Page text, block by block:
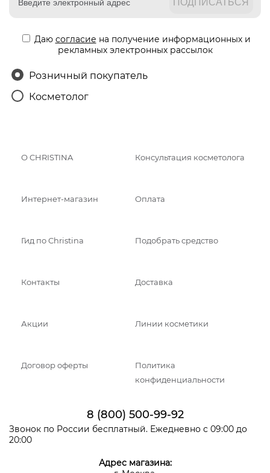
Даю согласие на получение информационных и
рекламных электронных рассылок
Розничный покупатель
Косметолог
О CHRISTINA Консультация косметолога
Интернет-магазин Оплата
Гид по Christina Подобрать средство
Контакты Доставка
Акции Линии косметики
Договор оферты
Политика
конфиденциальности
8 (800) 500-99-92
Звонок по России бесплатный. Ежедневно с 09:00 до
20:00
Адрес магазина: